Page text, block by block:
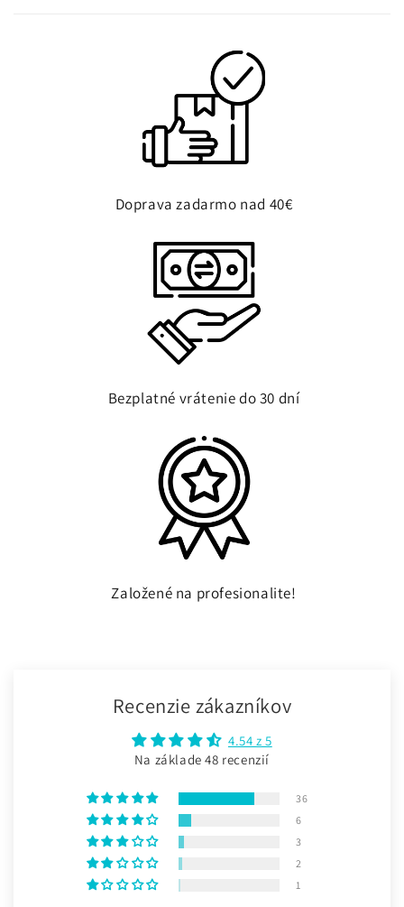
Doprava zadarmo nad 40€
Bezplatné vrátenie do 30 dní
Založené na profesionalite!
Recenzie zákazníkov
4.54 z 5
Na základe 48 recenzií
36
6
3
2
1